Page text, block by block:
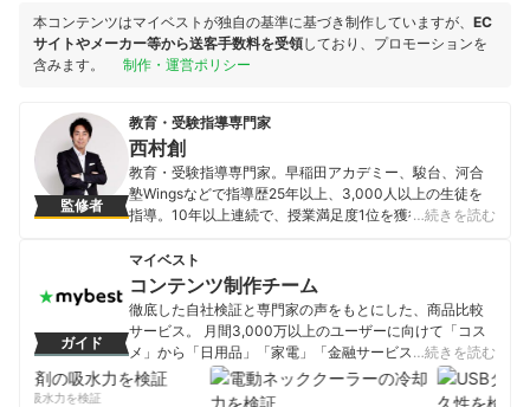
本コンテンツはマイベストが独自の基準に基づき制作していますが、 EC
サイトやメーカー等から送客手数料を受領しており、プロモーションを
含みます。
制作・運営ポリシー
監修者
教育・受験指導専門家
西村創
教育・受験指導専門家。早稲田アカデミー、駿台、河合
塾Wingsなどで指導歴25年以上、3,000人以上の生徒を
指導。10年以上連続で、授業満足度1位を獲得。All About
ャンネル登録者7万人以上）なども行っている。書籍出版
10冊（KADOKAWA、PHP研究所他）はすべて重版更新中
で、累計15万部を突破。テレビ・新聞・雑誌メディア出
演、掲載多数。
西村創のプロフィール
…続きを読む
ガイド
マイベスト
コンテンツ制作チーム
徹底した自社検証と専門家の声をもとにした、商品比較
サービス。 月間3,000万以上のユーザーに向けて「コス
メ」から「日用品」「家電」「金融サービス」まで、ベ
ストな商品を選んでもらうために、毎日コンテンツを制
…続きを読む
の吸水力を検証